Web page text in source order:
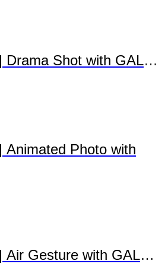
Drama Shot with
Animated Photo with
Air Gesture with